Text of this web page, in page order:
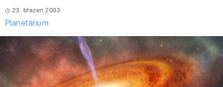
23. březen 2003
Planetárium